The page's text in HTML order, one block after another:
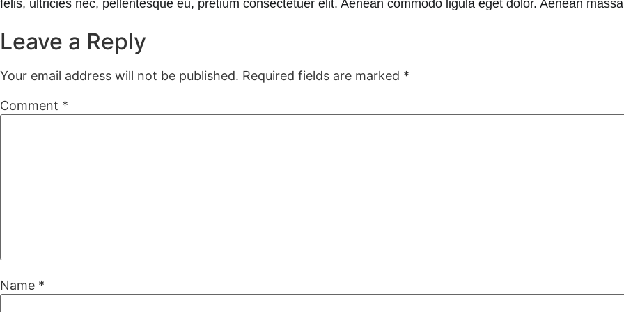
felis, ultricies nec, pellentesque eu, pretium consectetuer elit. Aenean commodo ligula eget dolor. Aenean
Leave a Reply
Your email address will not be published. Required fields are marked *
Comment *
Name *